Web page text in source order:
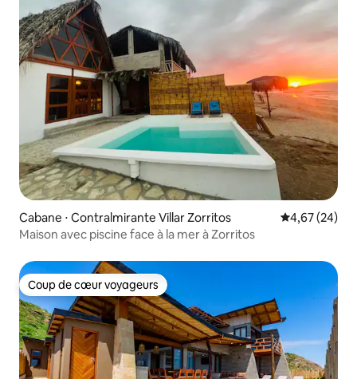
Cabane ⋅ Contralmirante Villar Zorritos Évaluation
4,67 (24)
Maison avec piscine face à la mer à Zorritos
Coup de cœur voyageurs
Coup de cœur voyageurs